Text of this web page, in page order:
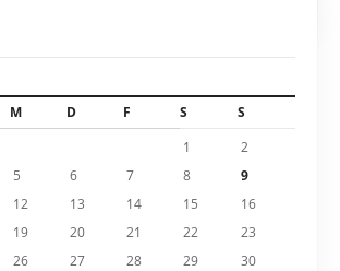
M D F S
S
1
2
5 6 7 8
9
12 13 14 15
16
19 20 21 22
23
26 27 28 29
30